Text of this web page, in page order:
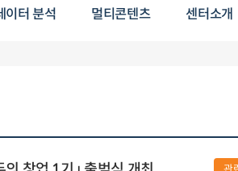
이터 분석 멀티콘텐츠 센터소개